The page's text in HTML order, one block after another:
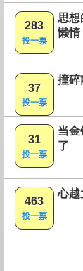
283
投一票
思想
懒惰
37
投一票
撞碎
31
投一票
当
了
463
投一票
心越